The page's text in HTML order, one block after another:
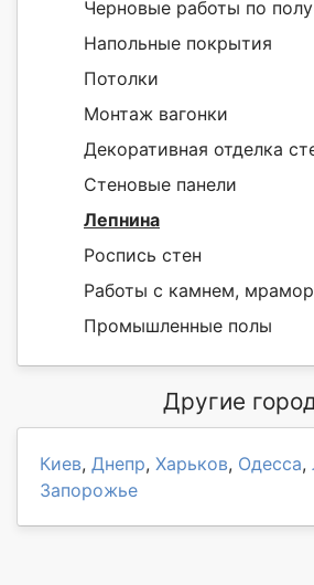
Черновые работы по полу
Напольные покрытия
Потолки
Монтаж вагонки
Декоративная отделка
Стеновые панели
Лепнина
Роспись стен
Работы с камнем,
Промышленные полы
Другие
Киев, Днепр, Харьков, Одесса,
Запорожье